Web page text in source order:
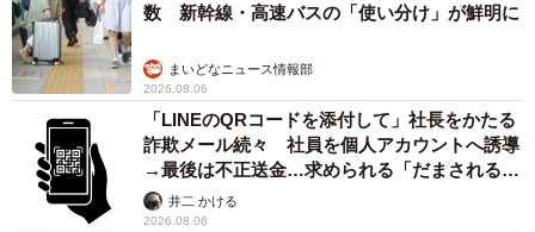
数 新幹線・高速バスの「使い分け」が鮮明に
まいどなニュース情報部
2026.08.06
「LINEのQRコードを添付して」社長をかたる
詐欺メール続々 社員を個人アカウントへ誘導
→最後は不正送金…求められる「だまされる前
提」の対策
井二 かける
2026.08.06